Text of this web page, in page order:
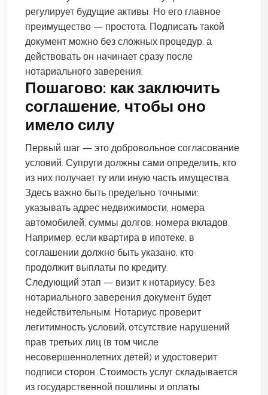
регулирует будущие активы. Но его главное
преимущество — простота. Подписать такой
документ можно без сложных процедур, а
действовать он начинает сразу после
нотариального заверения.
Пошагово: как заключить
соглашение, чтобы оно
имело силу
Первый шаг — это добровольное согласование
условий. Супруги должны сами определить, кто
из них получает ту или иную часть имущества.
Здесь важно быть предельно точными:
указывать адрес недвижимости, номера
автомобилей, суммы долгов, номера вкладов.
Например, если квартира в ипотеке, в
соглашении должно быть указано, кто
продолжит выплаты по кредиту.
Следующий этап — визит к нотариусу. Без
нотариального заверения документ будет
недействительным. Нотариус проверит
легитимность условий, отсутствие нарушений
прав третьих лиц (в том числе
несовершеннолетних детей) и удостоверит
подписи сторон. Стоимость услуг складывается
из государственной пошлины и оплаты